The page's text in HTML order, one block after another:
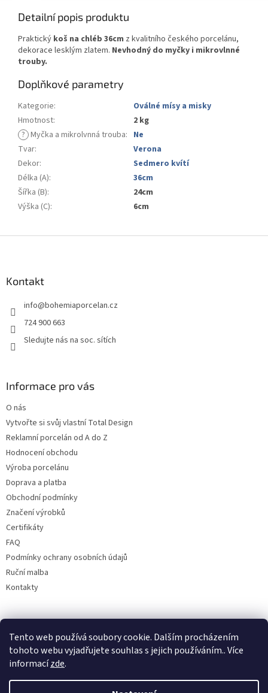
Tento web používá soubory cookie. Dalším procházením
tohoto webu vyjadřujete souhlas s jejich používáním.. Více
informacízde.
Detailní popis produktu
Praktický koš na chléb 36cm z kvalitního českého porcelánu,
dekorace lesklým zlatem. Nevhodný do myčky i mikrovlnné
trouby.
Doplňkové parametry
Kategorie:
Oválné mísy a misky
Hmotnost:
2 kg
? Myčka a mikrolvnná trouba: Ne
Tvar:
Verona
Dekor:
Sedmero kvítí
Délka (A):
36cm
Šířka (B):
24cm
Výška (C): 6cm
Kontakt
info@bohemiaporcelan.cz
724 900 663
Sledujte nás na soc. sítích
Informace pro vás
O nás
Vytvořte si svůj vlastní Total Design
Reklamní porcelán od A do Z
Hodnocení obchodu
Výroba porcelánu
Doprava a platba
Obchodní podmínky
Značení výrobků
Certifikáty
FAQ
Podmínky ochrany osobních údajů
Ruční malba
Kontakty
Facebook